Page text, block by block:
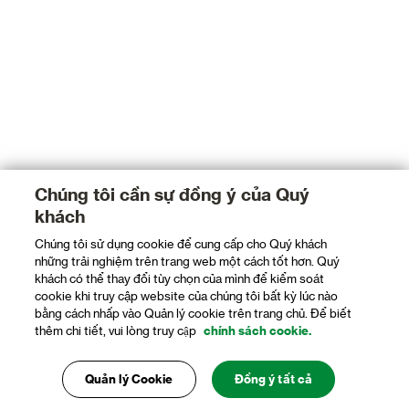
Chúng tôi cần sự đồng ý của Quý
khách
Chúng tôi sử dụng cookie để cung cấp cho Quý khách
những trải nghiệm trên trang web một cách tốt hơn. Quý
khách có thể thay đổi tùy chọn của mình để kiểm soát
cookie khi truy cập website của chúng tôi bất kỳ lúc nào
bằng cách nhấp vào Quản lý cookie trên trang chủ. Để biết
thêm chi tiết, vui lòng truy cập
chính sách cookie.
Quản lý Cookie Đồng ý tất cả